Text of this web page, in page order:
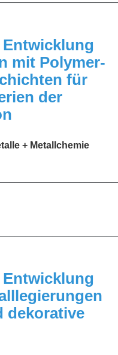
Entwicklung
mit Polymer-
für
der
+ Metallchemie
Entwicklung
dekorative